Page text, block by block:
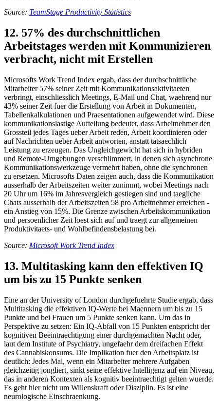
Source: TeamStage Productivity Statistics
12. 57% des durchschnittlichen
Arbeitstages werden mit Kommunizieren
verbracht, nicht mit Erstellen
Microsofts Work Trend Index ergab, dass der durchschnittliche
Mitarbeiter 57% seiner Zeit mit Kommunikationsaktivitaeten
verbringt, einschliesslich Meetings, E-Mail und Chat, waehrend nur
43% seiner Zeit fuer die Erstellung von Arbeit in Dokumenten,
Tabellenkalkulationen und Praesentationen aufgewendet wird. Diese
kommunikationslastige Aufteilung bedeutet, dass Arbeitnehmer den
Grossteil jedes Tages ueber Arbeit reden, Arbeit koordinieren oder
auf Nachrichten ueber Arbeit antworten, anstatt tatsaechlich
Leistung zu erzeugen. Das Ungleichgewicht hat sich in hybriden
und Remote-Umgebungen verschlimmert, in denen sich asynchrone
Kommunikationswerkzeuge vermehrt haben, ohne die synchronen
zu ersetzen. Microsofts Daten zeigen auch, dass die Kommunikation
ausserhalb der Arbeitszeiten weiter zunimmt, wobei Meetings nach
20 Uhr um 16% im Jahresvergleich gestiegen sind und taegliche
Chats ausserhalb der Arbeitszeiten 58 pro Arbeitnehmer erreichen -
ein Anstieg von 15%. Die Grenze zwischen Arbeitskommunikation
und persoenlicher Zeit loest sich auf und traegt zur allgemeinen
Produktivitaets- und Wohlbefindensbelastung bei.
Source: Microsoft Work Trend Index
13. Multitasking kann den effektiven IQ
um bis zu 15 Punkte senken
Eine an der University of London durchgefuehrte Studie ergab, dass
Multitasking die effektiven IQ-Werte bei Maennern um bis zu 15
Punkte und bei Frauen um 5 Punkte senken kann. Um das in
Perspektive zu setzen: Ein IQ-Abfall von 15 Punkten entspricht der
kognitiven Beeintraechtigung einer durchgemachten Nacht oder,
laut dem Institute of Psychiatry, ungefaehr dem dreifachen Effekt
des Cannabiskonsums. Die Implikation fuer den Arbeitsplatz ist
deutlich: Jedes Mal, wenn ein Mitarbeiter mehrere Aufgaben
gleichzeitig jongliert, sinkt seine effektive Intelligenz auf ein Niveau,
das in anderen Kontexten als kognitiv beeintraechtigt gelten wuerde.
Es geht hier nicht um Willenskraft oder Disziplin. Es ist eine
neurologische Einschraenkung.